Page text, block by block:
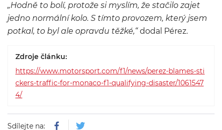
„Hodně to bolí, protože si myslím, že stačilo zajet
jedno normální kolo. S tímto provozem, který jsem
potkal, to byl ale opravdu těžké,“dodal Pérez.
Zdroje článku:
https://www.motorsport.com/f1/news/perez-blames-sti
ckers-traffic-for-monaco-f1-qualifying-disaster/1061547
4/
Sdílejte na: